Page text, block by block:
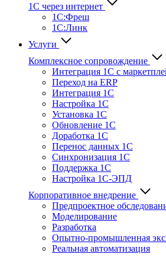
1С через интернет
1С:Фреш
1С:Линк
Услуги
Комплексное сопровождение
Интеграция 1С с
Переход на ERP
Интеграция 1С
Настройка 1С
Установка 1С
Обновление 1С
Доработка 1С
Перенос данных 1С
Синхронизация 1С
Поддержка 1С
Настройка 1С-ЭПД
Корпоративное внедрение
Предпроектное
Моделирование
Разработка
Опытно-промышленная
Реальная автоматизация